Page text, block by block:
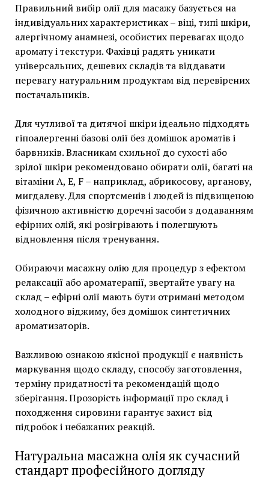
Правильний вибір олії для масажу базується на
індивідуальних характеристиках – віці, типі шкіри,
алергічному анамнезі, особистих перевагах щодо
аромату і текстури. Фахівці радять уникати
універсальних, дешевих складів та віддавати
перевагу натуральним продуктам від перевірених
постачальників.
Для чутливої та дитячої шкіри ідеально підходять
гіпоалергенні базові олії без домішок ароматів і
барвників. Власникам схильної до сухості або
зрілої шкіри рекомендовано обирати олії, багаті на
вітаміни А, Е, F – наприклад, абрикосову, арганову,
мигдалеву. Для спортсменів і людей із підвищеною
фізичною активністю доречні засоби з додаванням
ефірних олій, які розігрівають і полегшують
відновлення після тренування.
Обираючи масажну олію для процедур з ефектом
релаксації або ароматерапії, звертайте увагу на
склад – ефірні олії мають бути отримані методом
холодного віджиму, без домішок синтетичних
ароматизаторів.
Важливою ознакою якісної продукції є наявність
маркування щодо складу, способу заготовлення,
терміну придатності та рекомендацій щодо
зберігання. Прозорість інформації про склад і
походження сировини гарантує захист від
підробок і небажаних реакцій.
Натуральна масажна олія як сучасний
стандарт професійного догляду